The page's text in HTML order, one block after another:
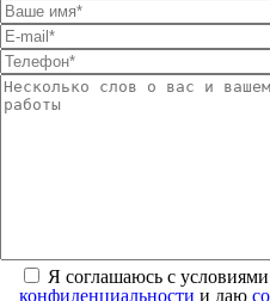
Я соглашаюсь с условиями
конфиденциальности и даю